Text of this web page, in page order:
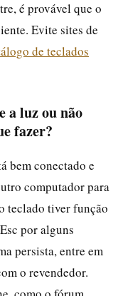
é provável que o
Evite sites de
de teclados
a luz ou não
fazer?
bem conectado e
computador para
teclado tiver função
por alguns
persista, entre em
o revendedor.